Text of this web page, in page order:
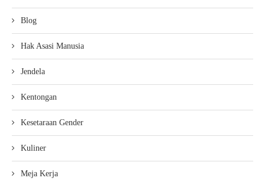
Blog
Hak Asasi Manusia
Jendela
Kentongan
Kesetaraan Gender
Kuliner
Meja Kerja